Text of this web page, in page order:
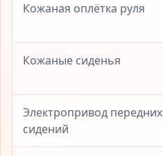
Кожаная оплётка руля
Кожаные сиденья
Электропривод передних
сидений